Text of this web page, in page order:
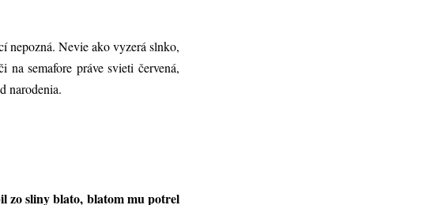
nepozná. Nevie ako vyzerá slnko,
semafore práve svieti červená,
narodenia.
zo sliny blato, blatom mu potrel